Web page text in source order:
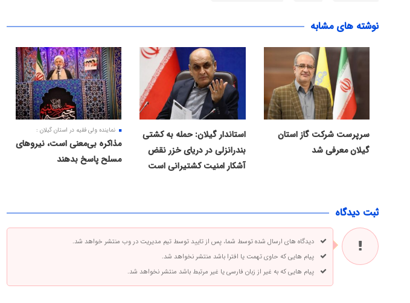
نوشته های مشابه
سرپرست شرکت گاز استان
گیلان معرفی شد
استاندار گیلان: حمله به کشتی
بندرانزلی در دریای خزر نقض
آشکار امنیت کشتیرانی است
نماینده ولی فقیه در استان گیلان :
مذاکره بی‌معنی است، نیروهای
مسلح پاسخ بدهند
ثبت دیدگاه
دیدگاه های ارسال شده توسط شما، پس از تایید توسط تیم مدیریت در وب منتشر خواهد شد.
پیام هایی که حاوی تهمت یا افترا باشد منتشر نخواهد شد.
پیام هایی که به غیر از زبان فارسی یا غیر مرتبط باشد منتشر نخواهد شد.